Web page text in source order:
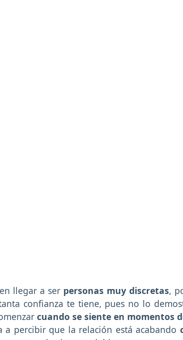
llegar a ser personas muy discretas,
confianza te tiene, pues no lo
cuando se siente en momentos
a percibir que la relación está acabando